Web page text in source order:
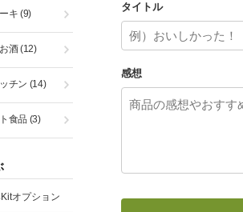
タイトル
感想
キ (9)
酒(12)
チン (14)
食品 (3)
オプション